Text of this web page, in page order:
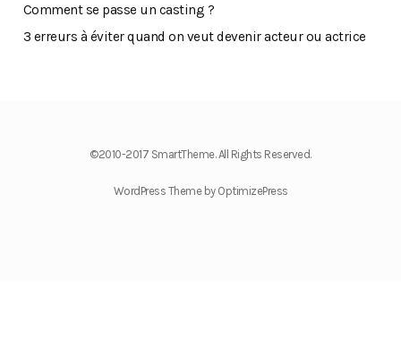
Comment se passe un casting ?
3 erreurs à éviter quand on veut devenir acteur ou actrice
©2010-2017 SmartTheme. All Rights Reserved.
WordPress Theme by OptimizePress